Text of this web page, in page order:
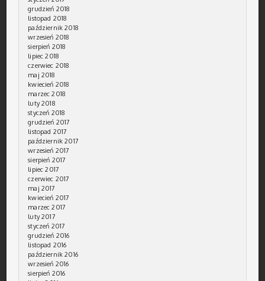
grudzień 2018
listopad 2018
październik 2018
wrzesień 2018
sierpień 2018
lipiec 2018
czerwiec 2018
maj 2018
kwiecień 2018
marzec 2018
luty 2018
styczeń 2018
grudzień 2017
listopad 2017
październik 2017
wrzesień 2017
sierpień 2017
lipiec 2017
czerwiec 2017
maj 2017
kwiecień 2017
marzec 2017
luty 2017
styczeń 2017
grudzień 2016
listopad 2016
październik 2016
wrzesień 2016
sierpień 2016